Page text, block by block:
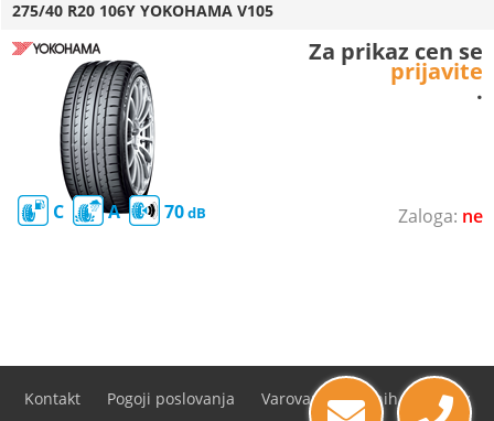
ne
C A 70
275/40 R20 106Y YOKOHAMA V105
Za prikaz cen se
prijavite
.
Kontakt Pogoji poslovanja Varovanje osebnih podatkov